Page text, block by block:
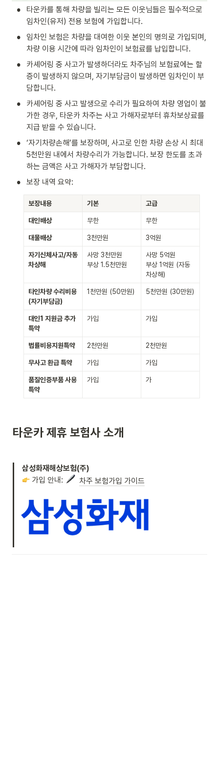
•
타운카를 통해 차량을 빌리는 모든 이웃님들은 필수적으로
임차인(유저) 전용 보험에 가입합니다.
•
임차인 보험은 차량을 대여한 이웃 본인의 명의로 가입되며,
차량 이용 시간에 따라 임차인이 보험료를 납입합니다.
•
카셰어링 중 사고가 발생하더라도 차주님의 보험료에는 할
증이 발생하지 않으며, 자기부담금이 발생하면 임차인이 부
담합니다.
•
카셰어링 중 사고 발생으로 수리가 필요하여 차량 영업이 불
가한 경우, 타운카 차주는 사고 가해자로부터 휴차보상료를
지급 받을 수 있습니다.
•
‘자기차량손해’를 보장하며, 사고로 인한 차량 손상 시 최대
5천만원 내에서 차량수리가 가능합니다. 보장 한도를 초과
하는 금액은 사고 가해자가 부담합니다.
• 보장 내역 요약:
보장내용 기본 고급
대인배상 무한 무한
대물배상 3천만원 3억원
자기신체사고/자동
차상해
사망 3천만원
부상 1.5천만원
사망 5억원
부상 1억원 (자동
차상해)
타인차량 수리비용
(자기부담금)
1천만원 (50만원) 5천만원 (30만원)
대인1 지원금 추가
특약
가입 가입
법률비용지원특약 2천만원 2천만원
무사고 환급 특약 가입 가입
품질인증부품 사용
특약
가입 가
타운카 제휴 보험사 소개
가입 안내:
차주 보험가입 가이드